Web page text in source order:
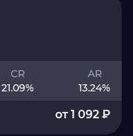
CR
21.09%
AR
13.24%
от 1 092 ₽